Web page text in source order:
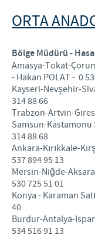
ORTA
Bölge Müdürü -
Amasya-Tokat-
- Hakan POLAT - 0
Kayseri-Nevşehir-
314 88 66
Trabzon-Artvin-
Samsun-Kastamonu
314 88 68
Ankara-Kırıkkale-
537 894 95 13
Mersin-Niğde-
530 725 51 01
Konya - Karaman
40
Burdur-Antalya-
534 516 91 13